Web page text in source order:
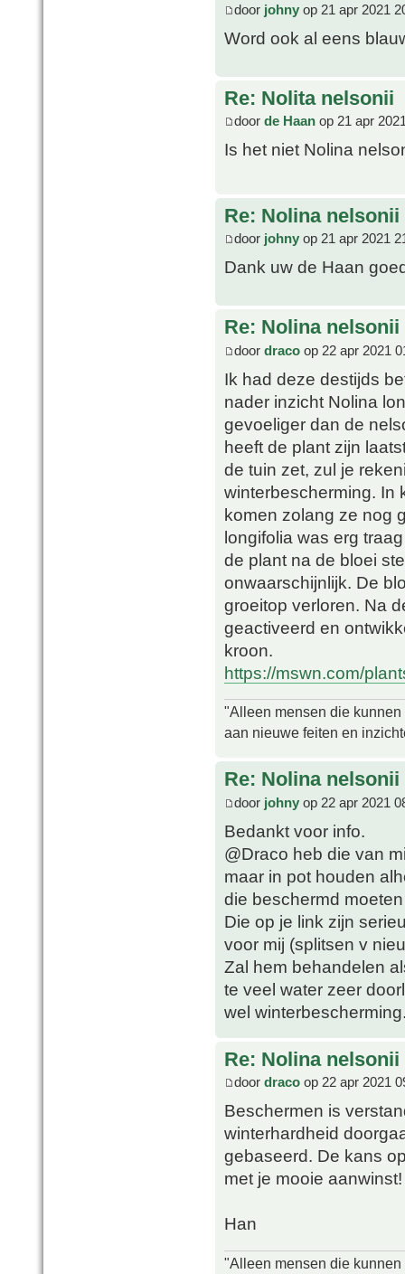
door johny op 21 apr 2021
Word ook al eens
Re: Nolita nelsonii
door de Haan op 21 apr
Is het niet Nolina
Re: Nolina nelsonii
door johny op 21 apr 2021
Dank uw de Haan
Re: Nolina nelsonii
door draco op 22 apr 2021
Ik had deze destijds
nader inzicht Nolina
gevoeliger dan de
heeft de plant zijn
de tuin zet, zul je
winterbescherming. In
komen zolang ze nog
longifolia was erg
de plant na de bloei
onwaarschijnlijk. De
groeitop verloren. Na
geactiveerd en
kroon.
https://mswn.com/
"Alleen mensen die
aan nieuwe feiten en
Re: Nolina nelsonii
door johny op 22 apr 2021
Bedankt voor info.
@Draco heb die van
maar in pot houden
die beschermd
Die op je link zijn
voor mij (splitsen v
Zal hem behandelen
te veel water zeer
wel
Re: Nolina nelsonii
door draco op 22 apr 2021
Beschermen is
winterhardheid
gebaseerd. De kans
met je mooie aanwinst!
Han
"Alleen mensen die